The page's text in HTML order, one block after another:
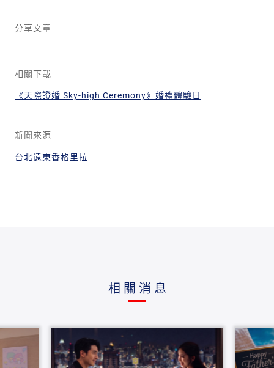
分享文章
相關下載
《天際證婚 Sky-high Ceremony》婚禮體驗日
新聞來源
台北遠東香格里拉
相關消息